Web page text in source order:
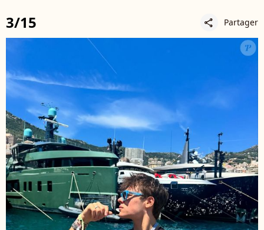
3/15 share Partager